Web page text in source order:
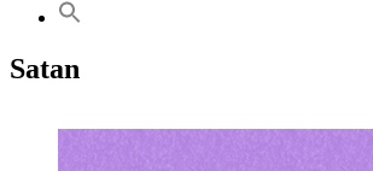
Satan